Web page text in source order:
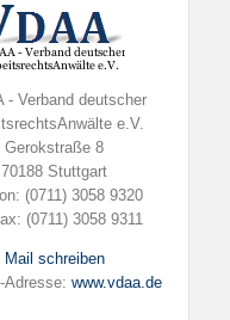
- Verband deutscher
e.V.
Gerokstraße 8
70188 Stuttgart
(0711) 3058 9320
(0711) 3058 9311
Mail schreiben
Adresse: www.vdaa.de